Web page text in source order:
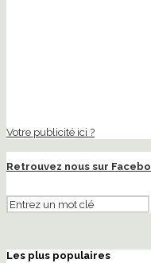
Votre publicité ici ?
Retrouvez nous sur
Les plus populaires